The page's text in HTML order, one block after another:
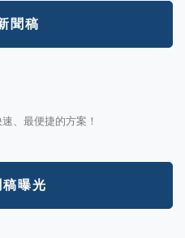
聞稿
、最便捷的方案！
曝光